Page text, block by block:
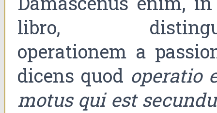
libro,
operationem a
dicens quod operatio
motus qui est